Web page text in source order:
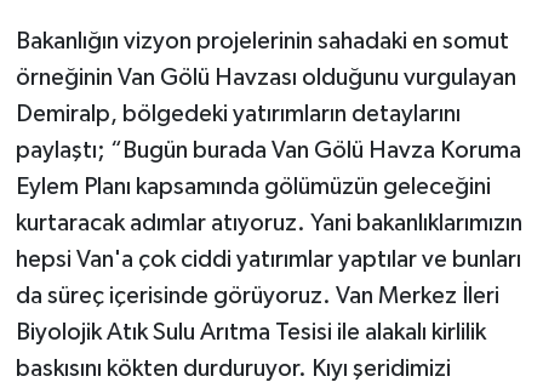
Bakanlığın vizyon projelerinin sahadaki en somut
örneğinin Van Gölü Havzası olduğunu vurgulayan
Demiralp, bölgedeki yatırımların detaylarını
paylaştı; “Bugün burada Van Gölü Havza Koruma
Eylem Planı kapsamında gölümüzün geleceğini
kurtaracak adımlar atıyoruz. Yani bakanlıklarımızın
hepsi Van'a çok ciddi yatırımlar yaptılar ve bunları
da süreç içerisinde görüyoruz. Van Merkez İleri
Biyolojik Atık Sulu Arıtma Tesisi ile alakalı kirlilik
baskısını kökten durduruyor. Kıyı şeridimizi